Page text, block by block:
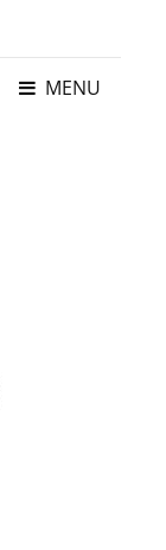
MENU